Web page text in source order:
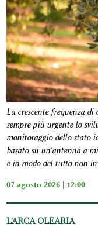
La crescente frequenza
sempre più urgente lo
monitoraggio dello stato
basato su un'antenna a
e in modo del tutto non
07 agosto 2026 | 12:00
L'ARCA OLEARIA